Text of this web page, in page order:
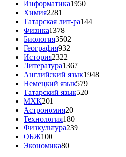
Информатика1950
Химия2281
Татарская лит-ра144
Физика1378
Биология3502
География932
История2322
Литература1367
Английский язык1948
Немецкий язык579
Татарский язык520
МХК201
Астрономия20
Технология180
Физкультура239
ОБЖ100
Экономика80